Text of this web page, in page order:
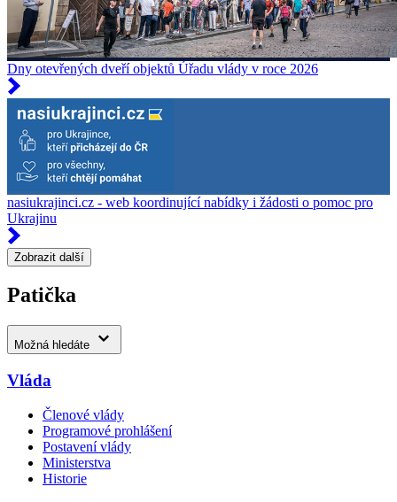
Dny otevřených dveří objektů Úřadu vlády v roce 2026
nasiukrajinci.cz - web koordinující nabídky i žádosti o pomoc pro
Ukrajinu
Zobrazit další
Patička
Možná hledáte
Vláda
Členové vlády
Programové prohlášení
Postavení vlády
Ministerstva
Historie